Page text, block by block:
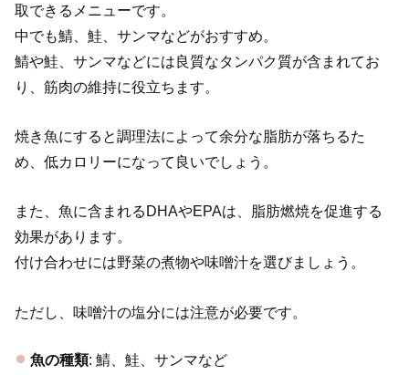
取できるメニューです。
中でも鯖、鮭、サンマなどがおすすめ。
鯖や鮭、サンマなどには良質なタンパク質が含まれてお
り、筋肉の維持に役立ちます。
焼き魚にすると調理法によって余分な脂肪が落ちるた
め、低カロリーになって良いでしょう。
また、魚に含まれるDHAやEPAは、脂肪燃焼を促進する
効果があります。
付け合わせには野菜の煮物や味噌汁を選びましょう。
ただし、味噌汁の塩分には注意が必要です。
魚の種類: 鯖、鮭、サンマなど